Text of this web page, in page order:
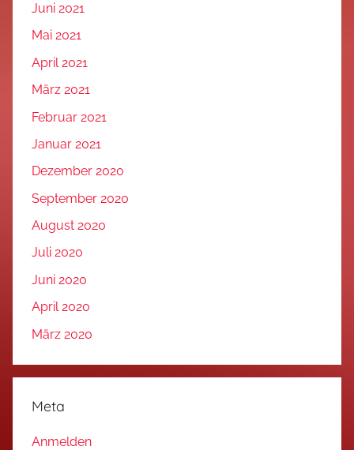
Juni 2021
Mai 2021
April 2021
März 2021
Februar 2021
Januar 2021
Dezember 2020
September 2020
August 2020
Juli 2020
Juni 2020
April 2020
März 2020
Meta
Anmelden